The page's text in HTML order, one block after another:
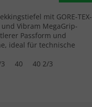
mit GORE-TEX-
Vibram MegaGrip-
Passform und
ideal für technische
40 40 2/3